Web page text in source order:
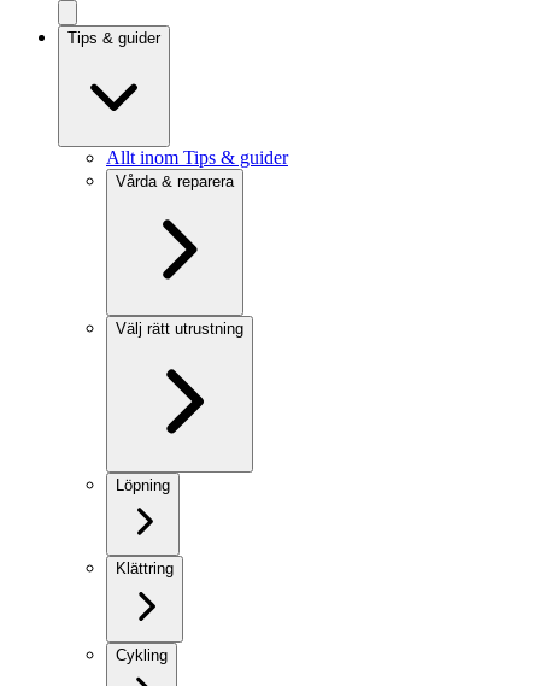
Tips & guider
Allt inom Tips & guider
Vårda & reparera
Välj rätt utrustning
Löpning
Klättring
Cykling